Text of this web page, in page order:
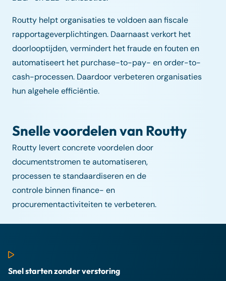
Routty helpt organisaties te voldoen aan fiscale
rapportageverplichtingen. Daarnaast verkort het
doorlooptijden, vermindert het fraude en fouten en
automatiseert het purchase-to-pay- en order-to-
cash-processen. Daardoor verbeteren organisaties
hun algehele efficiëntie.
Snelle voordelen van Routty
Routty levert concrete voordelen door
documentstromen te automatiseren,
processen te standaardiseren en de
controle binnen finance- en
procurementactiviteiten te verbeteren.
Snel starten zonder verstoring